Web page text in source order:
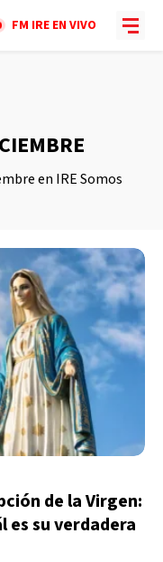
FM IRE EN VIVO
en IRE Somos
de la Virgen:
es su verdadera